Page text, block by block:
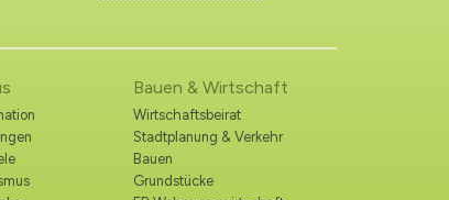
Bauen & Wirtschaft
Wirtschaftsbeirat
Stadtplanung & Verkehr
Bauen
Grundstücke